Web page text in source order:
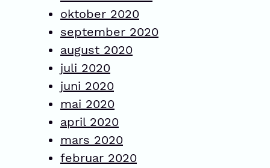
oktober 2020
september 2020
august 2020
juli 2020
juni 2020
mai 2020
april 2020
mars 2020
februar 2020